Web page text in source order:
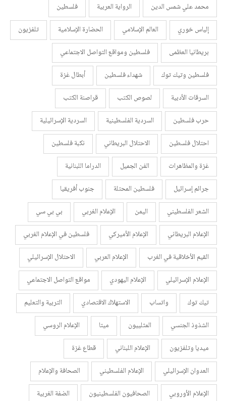
محمد علي شمس الدين
الرواية العربية
فلسطين
إلياس خوري
العالم الإسلامي الحضارة الإسلامية
تلفزيون
بريطانيا العظمى
فلسطين ومواقع التواصل الاجتماعي
فلسطين وتيك توك
شهداء فلسطين
أبطال غزة
السرقات الأدبية
لصوص الكتب
قراصنة الكتب
حرب فلسطين
السردية الفلسطينية
السردية الإسرائيلية
احتلال فلسطين
الاحتلال البريطاني
نكبة فلسطين
غزة والمظاهرات
الفن الجميل
الدراما اللبنانية
جرائم إسرائيل
فلسطين المحتلة
جنوب أفريقيا
الشعر الفلسطيني
اليمن الإعلام الغربي
بي بي سي
الإعلام البريطاني
الإعلام الأميركي
فلسطين في الإعلام الغربي
القيم الأخلاقية في الغرب
الإعلام العربي
الاحتلال الإسرائيلي
الإعلام الإسرائيلي
الإعلام اليهودي
مواقع التواصل الاجتماعي
تيك توك
واتساب الاستهلاك الاقتصادي
التربية والتعليم
الشذوذ الجنسي
المثلييون ميتا
الإعلام الروسي
ميديا وتلفزيون
الإعلام اللبناني
قطاع غزة
العدوان الإسرائيلي
الإعلام الفلسطيني
الصحافة والإعلام
الإعلام الأوروبي
الصحافيون الفلسطينيون الضفة الغربية